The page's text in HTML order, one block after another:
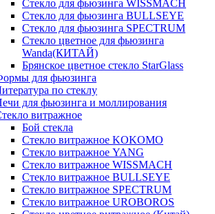
Стекло для фьюзинга WISSMACH
Стекло для фьюзинга BULLSEYE
Стекло для фьюзинга SPECTRUM
Стекло цветное для фьюзинга
Wanda(КИТАЙ)
Брянское цветное стекло StarGlass
для фьюзинга
по стеклу
для фьюзинга и моллирования
витражное
Бой стекла
Стекло витражное KOKOMO
Стекло витражное YANG
Стекло витражное WISSMACH
Стекло витражное BULLSEYE
Стекло витражное SPECTRUM
Стекло витражное UROBOROS